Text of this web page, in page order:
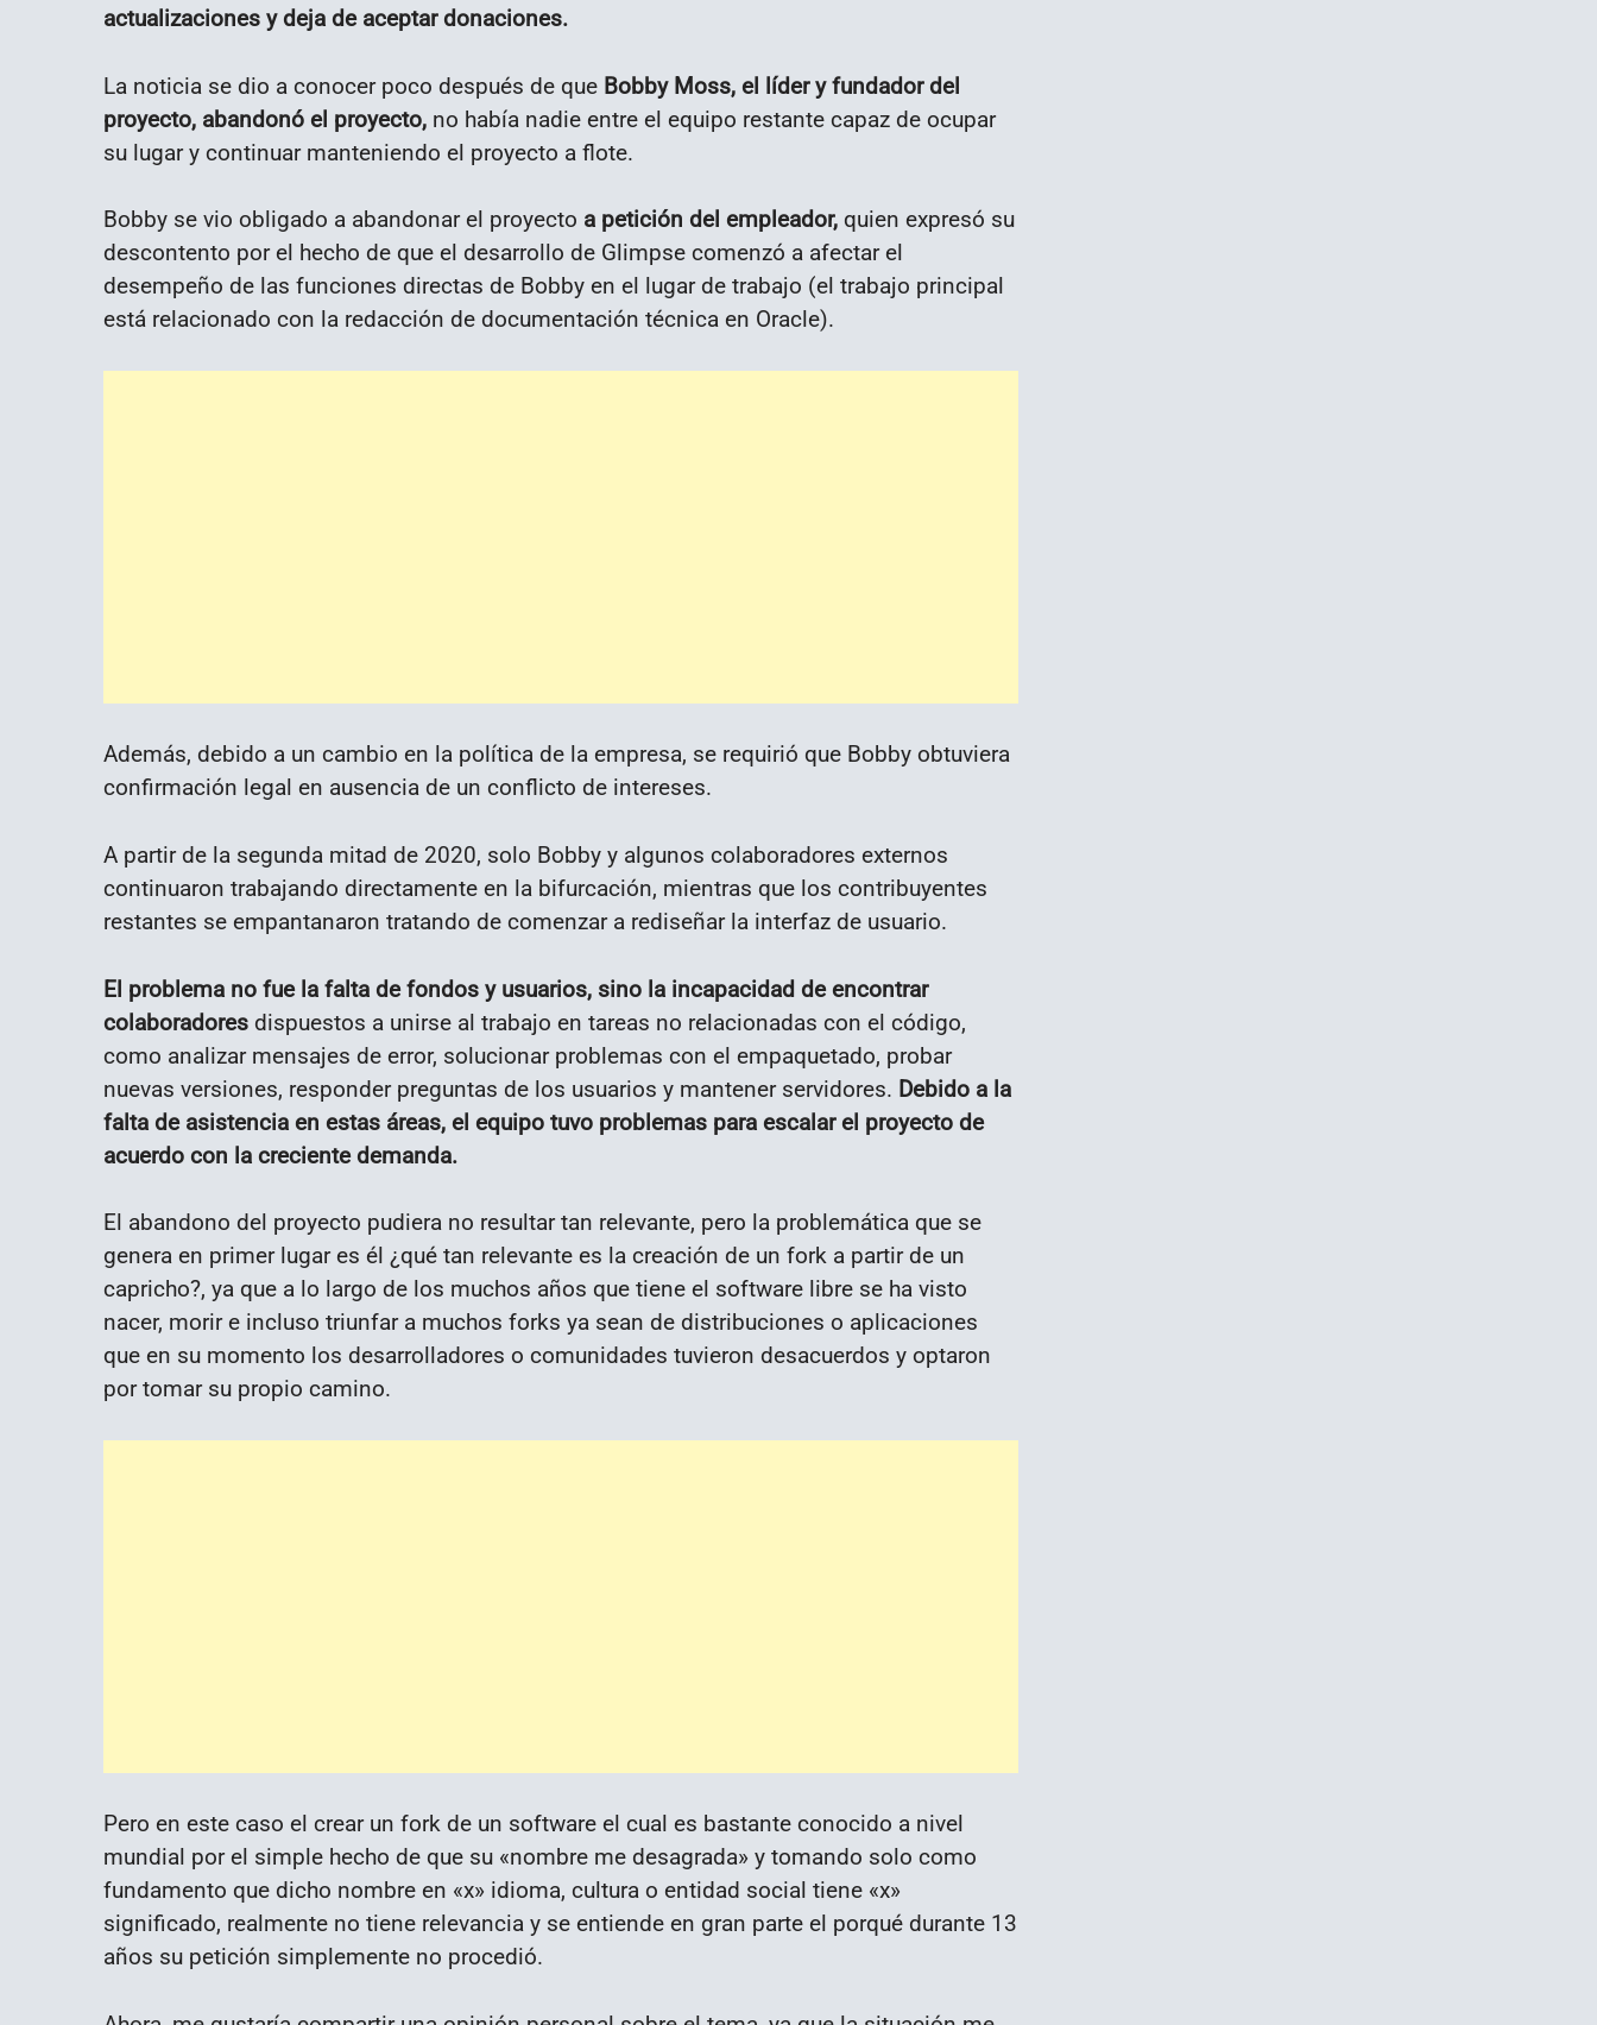
actualizaciones y deja de aceptar donaciones.
La noticia se dio a conocer poco después de que Bobby Moss, el líder y fundador del
proyecto, abandonó el proyecto, no había nadie entre el equipo restante capaz de ocupar
su lugar y continuar manteniendo el proyecto a flote.
Bobby se vio obligado a abandonar el proyecto a petición del empleador, quien expresó su
descontento por el hecho de que el desarrollo de Glimpse comenzó a afectar el
desempeño de las funciones directas de Bobby en el lugar de trabajo (el trabajo principal
está relacionado con la redacción de documentación técnica en Oracle).
Además, debido a un cambio en la política de la empresa, se requirió que Bobby obtuviera
confirmación legal en ausencia de un conflicto de intereses.
A partir de la segunda mitad de 2020, solo Bobby y algunos colaboradores externos
continuaron trabajando directamente en la bifurcación, mientras que los contribuyentes
restantes se empantanaron tratando de comenzar a rediseñar la interfaz de usuario.
El problema no fue la falta de fondos y usuarios, sino la incapacidad de encontrar
colaboradores dispuestos a unirse al trabajo en tareas no relacionadas con el código,
como analizar mensajes de error, solucionar problemas con el empaquetado, probar
nuevas versiones, responder preguntas de los usuarios y mantener servidores. Debido a la
falta de asistencia en estas áreas, el equipo tuvo problemas para escalar el proyecto de
acuerdo con la creciente demanda.
El abandono del proyecto pudiera no resultar tan relevante, pero la problemática que se
genera en primer lugar es él ¿qué tan relevante es la creación de un fork a partir de un
capricho?, ya que a lo largo de los muchos años que tiene el software libre se ha visto
nacer, morir e incluso triunfar a muchos forks ya sean de distribuciones o aplicaciones
que en su momento los desarrolladores o comunidades tuvieron desacuerdos y optaron
por tomar su propio camino.
Pero en este caso el crear un fork de un software el cual es bastante conocido a nivel
mundial por el simple hecho de que su «nombre me desagrada» y tomando solo como
fundamento que dicho nombre en «x» idioma, cultura o entidad social tiene «x»
significado, realmente no tiene relevancia y se entiende en gran parte el porqué durante 13
años su petición simplemente no procedió.